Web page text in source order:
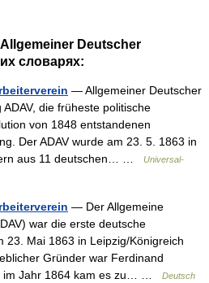
Deutscher
словарях:
— Allgemeiner Deutscher
die früheste politische
von 1848 entstandenen
Der ADAV wurde am 23. 5. 1863 in
aus 11 deutschen… …
Universal-
— Der Allgemeine
war die erste deutsche
23. Mai 1863 in Leipzig/Königreich
Gründer war Ferdinand
im Jahr 1864 kam es zu… …
Deutsch